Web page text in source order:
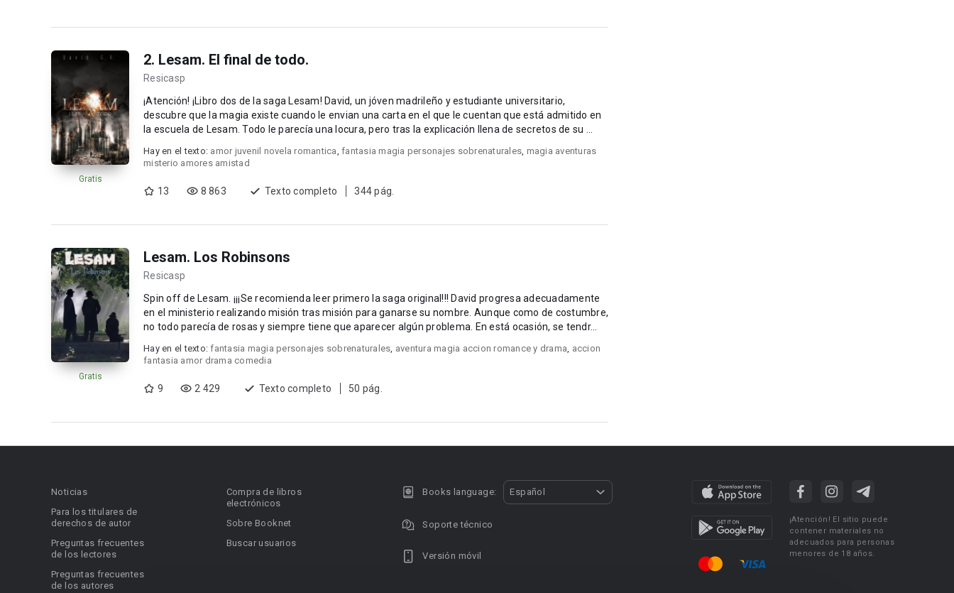
Gratis
2. Lesam. El final de todo.
Resicasp
¡Atención! ¡Libro dos de la saga Lesam! David, un jóven madrileño y estudiante universitario,
descubre que la magia existe cuando le envian una carta en el que le cuentan que está admitido en
la escuela de Lesam. Todo le parecía una locura, pero tras la explicación llena de secretos de su ...
Hay en el texto: amor juvenil novela romantica, fantasia magia personajes sobrenaturales, magia aventuras
misterio amores amistad
13 8 863 Texto completo 344 pág.
Gratis
Lesam. Los Robinsons
Resicasp
Spin off de Lesam. ¡¡¡Se recomienda leer primero la saga original!!! David progresa adecuadamente
en el ministerio realizando misión tras misión para ganarse su nombre. Aunque como de costumbre,
no todo parecía de rosas y siempre tiene que aparecer algún problema. En está ocasión, se tendr...
Hay en el texto:fantasia magia personajes sobrenaturales, aventura magia accion romance y drama, accion
fantasia amor drama comedia
9 2 429 Texto completo 50 pág.
Noticias
Para los titulares de
derechos de autor
Preguntas frecuentes
de los lectores
Preguntas frecuentes
de los autores
Compra de libros
electrónicos
Sobre Booknet
Buscar usuarios
Books language: Español
Soporte técnico
Versión móvil
¡Atención! El sitio puede
contener materiales no
adecuados para personas
menores de 18 años.